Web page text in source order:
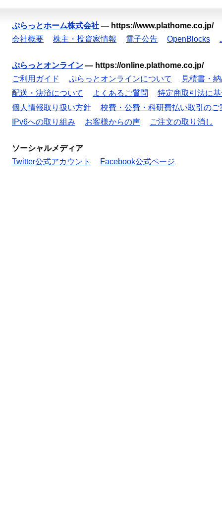
ぷらっとホーム株式会社 — https://www.plathome.co.jp/
会社概要
株主・投資家情報 電子公告 OpenBlocks
ぷらっとオンライン — https://online.plathome.co.jp/
ご利用ガイド
ぷらっとオンラインについて
見積書・
配送・決済について
よくあるご質問
特定商取引法に
個人情報取り扱い方針
校費・公費・科研費払い取引のご
IPv6への取り組み
お客様からの声 ご注文の取り消し
ソーシャルメディア
Twitter公式アカウント
Facebook公式ページ